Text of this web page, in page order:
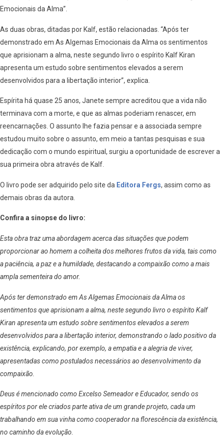
Emocionais da Alma”.
As duas obras, ditadas por Kalf, estão relacionadas. “Após ter
demonstrado em As Algemas Emocionais da Alma os sentimentos
que aprisionam a alma, neste segundo livro o espírito Kalf Kiran
apresenta um estudo sobre sentimentos elevados a serem
desenvolvidos para a libertação interior”, explica.
Espírita há quase 25 anos, Janete sempre acreditou que a vida não
terminava com a morte, e que as almas poderiam renascer, em
reencarnações. O assunto lhe fazia pensar e a associada sempre
estudou muito sobre o assunto, em meio a tantas pesquisas e sua
dedicação com o mundo espiritual, surgiu a oportunidade de escrever a
sua primeira obra através de Kalf.
O livro pode ser adquirido pelo site da Editora Fergs, assim como as
demais obras da autora.
Confira a sinopse do livro:
Esta obra traz uma abordagem acerca das situações que podem
proporcionar ao homem a colheita dos melhores frutos da vida, tais como
a paciência, a paz e a humildade, destacando a compaixão como a mais
ampla sementeira do amor.
Após ter demonstrado em As Algemas Emocionais da Alma os
sentimentos que aprisionam a alma, neste segundo livro o espírito Kalf
Kiran apresenta um estudo sobre sentimentos elevados a serem
desenvolvidos para a libertação interior, demonstrando o lado positivo da
existência, explicando, por exemplo, a empatia e a alegria de viver,
apresentadas como postulados necessários ao desenvolvimento da
compaixão.
Deus é mencionado como Excelso Semeador e Educador, sendo os
espíritos por ele criados parte ativa de um grande projeto, cada um
trabalhando em sua vinha como cooperador na florescência da existência,
no caminho da evolução.